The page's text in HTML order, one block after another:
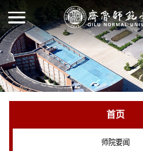
首页
师院要闻